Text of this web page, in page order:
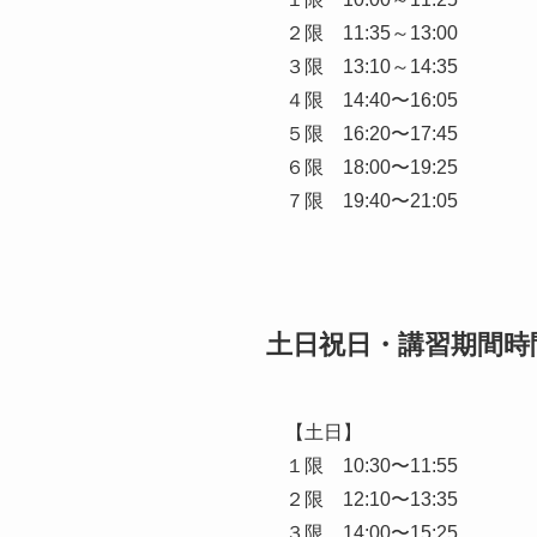
２限 11:35～13:00
３限 13:10～14:35
４限 14:40〜16:05
５限 16:20〜17:45
６限 18:00〜19:25
７限 19:40〜21:05
土日祝日・講習期間時
【土日】
１限 10:30〜11:55
２限 12:10〜13:35